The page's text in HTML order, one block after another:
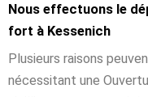
Nous effectuons le
fort à Kessenich
Plusieurs raisons
nécessitant une